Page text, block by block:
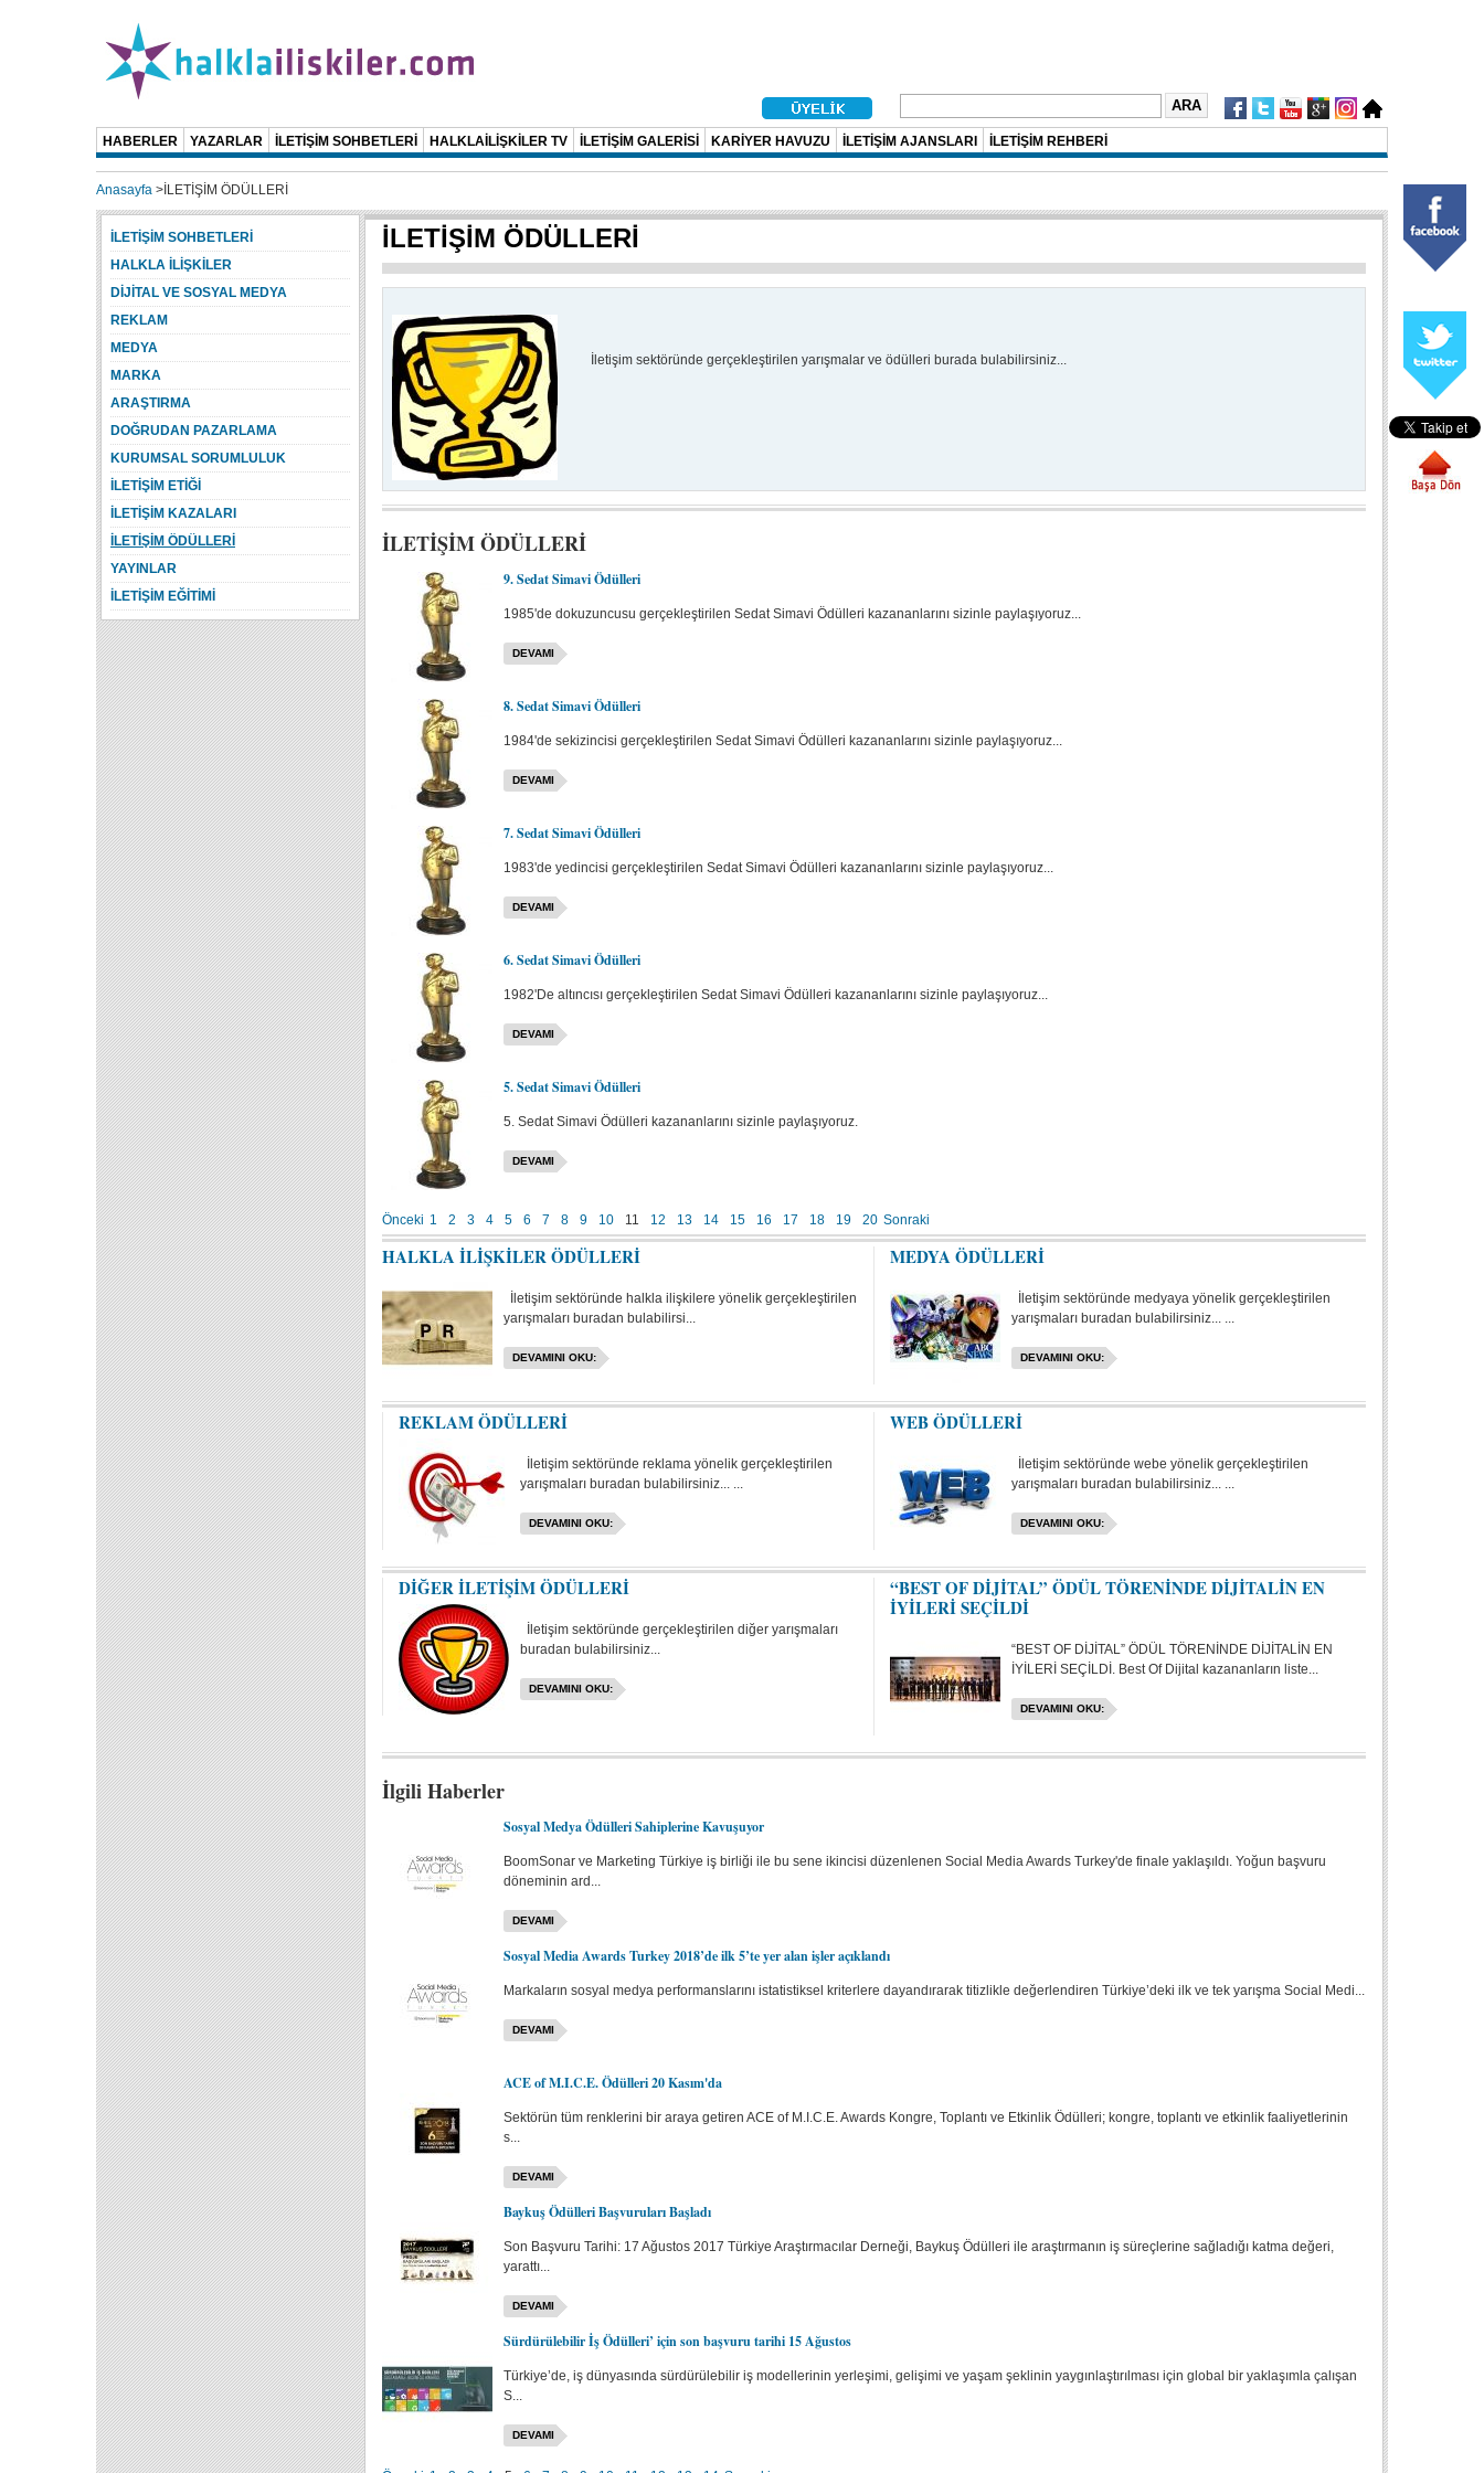
HABERLER YAZARLAR İLETİŞİM SOHBETLERİ HALKLAİLİŞKİLER TV İLETİŞİM GALERİSİ KARİYER HAVUZU İLETİŞİM AJANSLARI İLETİŞİM REHBERİ
Anasayfa > İLETİŞİM ÖDÜLLERİ
İLETİŞİM ÖDÜLLERİ
İletişim sektöründe gerçekleştirilen yarışmalar ve ödülleri burada bulabilirsiniz...
İLETİŞİM ÖDÜLLERİ
9. Sedat Simavi Ödülleri
1985'de dokuzuncusu gerçekleştirilen Sedat Simavi Ödülleri kazananlarını sizinle paylaşıyoruz...
DEVAMI
8. Sedat Simavi Ödülleri
1984'de sekizincisi gerçekleştirilen Sedat Simavi Ödülleri kazananlarını sizinle paylaşıyoruz...
DEVAMI
7. Sedat Simavi Ödülleri
1983'de yedincisi gerçekleştirilen Sedat Simavi Ödülleri kazananlarını sizinle paylaşıyoruz...
DEVAMI
6. Sedat Simavi Ödülleri
1982'De altıncısı gerçekleştirilen Sedat Simavi Ödülleri kazananlarını sizinle paylaşıyoruz...
DEVAMI
5. Sedat Simavi Ödülleri
5. Sedat Simavi Ödülleri kazananlarını sizinle paylaşıyoruz.
DEVAMI
Önceki 1 2 3 4 5 6 7 8 9 10 11 12 13 14 15 16 17 18 19 20 Sonraki
HALKLA İLİŞKİLER ÖDÜLLERİ
İletişim sektöründe halkla ilişkilere yönelik gerçekleştirilen
yarışmaları buradan bulabilirsi...
DEVAMINI OKU:
MEDYA ÖDÜLLERİ
İletişim sektöründe medyaya yönelik gerçekleştirilen
yarışmaları buradan bulabilirsiniz... ...
DEVAMINI OKU:
REKLAM ÖDÜLLERİ
İletişim sektöründe reklama yönelik gerçekleştirilen
yarışmaları buradan bulabilirsiniz... ...
DEVAMINI OKU:
WEB ÖDÜLLERİ
İletişim sektöründe webe yönelik gerçekleştirilen
yarışmaları buradan bulabilirsiniz... ...
DEVAMINI OKU:
DİĞER İLETİŞİM ÖDÜLLERİ
İletişim sektöründe gerçekleştirilen diğer yarışmaları
buradan bulabilirsiniz...
DEVAMINI OKU:
“BEST OF DİJİTAL” ÖDÜL TÖRENİNDE DİJİTALİN EN
İYİLERİ SEÇİLDİ
“BEST OF DİJİTAL” ÖDÜL TÖRENİNDE DİJİTALİN EN
İYİLERİ SEÇİLDİ. Best Of Dijital kazananların liste...
DEVAMINI OKU:
İlgili Haberler
Sosyal Medya Ödülleri Sahiplerine Kavuşuyor
BoomSonar ve Marketing Türkiye iş birliği ile bu sene ikincisi düzenlenen Social Media Awards Turkey'de finale yaklaşıldı. Yoğun başvuru
döneminin ard...
DEVAMI
Sosyal Media Awards Turkey 2018’de ilk 5’te yer alan işler açıklandı
Markaların sosyal medya performanslarını istatis­tiksel kriterlere dayandıra­rak titizlikle değerlendiren Türkiye’deki ilk ve tek ya­rışma Social Medi...
DEVAMI
ACE of M.I.C.E. Ödülleri 20 Kasım'da
Sektörün tüm renklerini bir araya getiren ACE of M.I.C.E. Awards Kongre, Toplantı ve Etkinlik Ödülleri; kongre, toplantı ve etkinlik faaliyetlerinin
s...
DEVAMI
Baykuş Ödülleri Başvuruları Başladı
Son Başvuru Tarihi: 17 Ağustos 2017 Türkiye Araştırmacılar Derneği, Baykuş Ödülleri ile araştırmanın iş süreçlerine sağladığı katma değeri,
yarattı...
DEVAMI
Sürdürülebilir İş Ödülleri’ için son başvuru tarihi 15 Ağustos
Türkiye’de, iş dünyasında sürdürülebilir iş modellerinin yerleşimi, gelişimi ve yaşam şeklinin yaygınlaştırılması için global bir yaklaşımla çalışan
S...
DEVAMI
İLETİŞİM SOHBETLERİ
HALKLA İLİŞKİLER
DİJİTAL VE SOSYAL MEDYA
REKLAM
MEDYA
MARKA
ARAŞTIRMA
DOĞRUDAN PAZARLAMA
KURUMSAL SORUMLULUK
İLETİŞİM ETİĞİ
İLETİŞİM KAZALARI
İLETİŞİM ÖDÜLLERİ
YAYINLAR
İLETİŞİM EĞİTİMİ